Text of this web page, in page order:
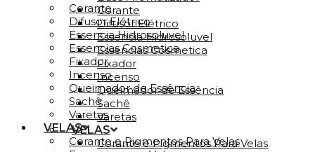
Corante
Difusor Elétrico
Essencia Hidrosoluvel
Essencias Cosmetica
Fixador
Incenso
Queimador de Essência
Sachê
Varetas
VELAS
Corante e Pigmentos Para Velas
Corante
Difusor Elétrico
Essencia Hidrosoluvel
Essencias Cosmetica
Fixador
Incenso
Queimador de Essência
Sachê
Varetas
VELAS
Corante e Pigmentos Para Velas